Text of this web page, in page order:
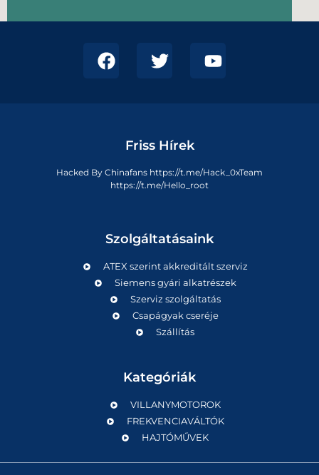
Friss Hírek
Hacked By Chinafans https://t.me/Hack_0xTeam
https://t.me/Hello_root
Szolgáltatásaink
ATEX szerint akkreditált szerviz
Siemens gyári alkatrészek
Szerviz szolgáltatás
Csapágyak cseréje
Szállítás
Kategóriák
VILLANYMOTOROK
FREKVENCIAVÁLTÓK
HAJTÓMŰVEK